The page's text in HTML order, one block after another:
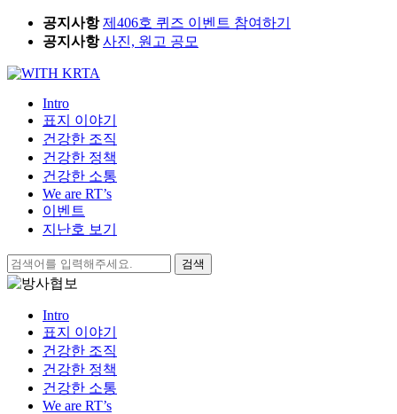
Skip
content
공지사항 제406호 퀴즈 이벤트 참여하기
공지사항 사진, 원고 공모
Intro
표지 이야기
건강한 조직
건강한 정책
건강한 소통
We are RT’s
이벤트
지난호 보기
검
색:
Intro
표지 이야기
건강한 조직
건강한 정책
건강한 소통
We are RT’s